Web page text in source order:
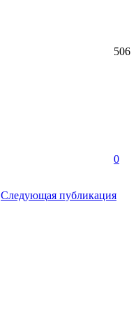
506
0
Следующая публикация